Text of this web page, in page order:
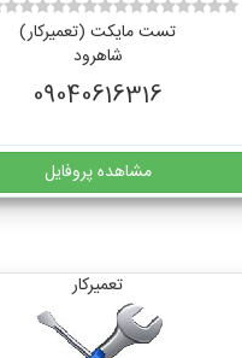
تست مایکت (تعمیرکار)
شاهرود
09040616316
مشاهده پروفایل
تعمیرکار